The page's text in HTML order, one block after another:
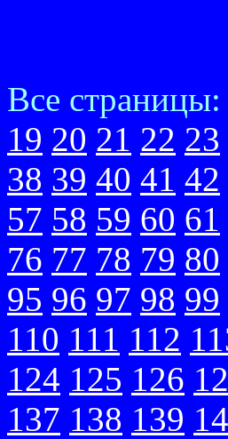
Все страницы:
19 20 21 22 23
38 39 40 41 42
57 58 59 60 61
76 77 78 79 80
95 96 97 98 99
110 111 112
124 125 126
137 138 139